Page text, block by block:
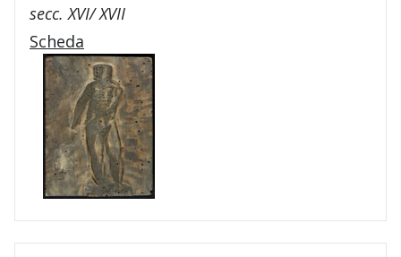
secc. XVI/ XVII
Scheda